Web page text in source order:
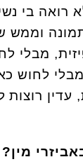
רואה בי
מבלי
לחוש
רוצות
מין?